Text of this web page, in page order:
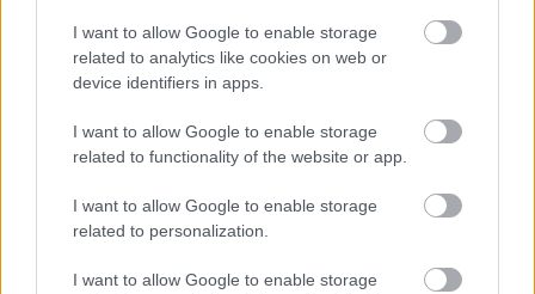
I want to allow Google to enable storage
related to analytics like cookies on web or
device identifiers in apps.
I want to allow Google to enable storage
related to functionality of the website or app.
I want to allow Google to enable storage
related to personalization.
I want to allow Google to enable storage
Kerékpáros világbajnokságra kvalifikálta magát Bottas az
F1-es nyári szünetben